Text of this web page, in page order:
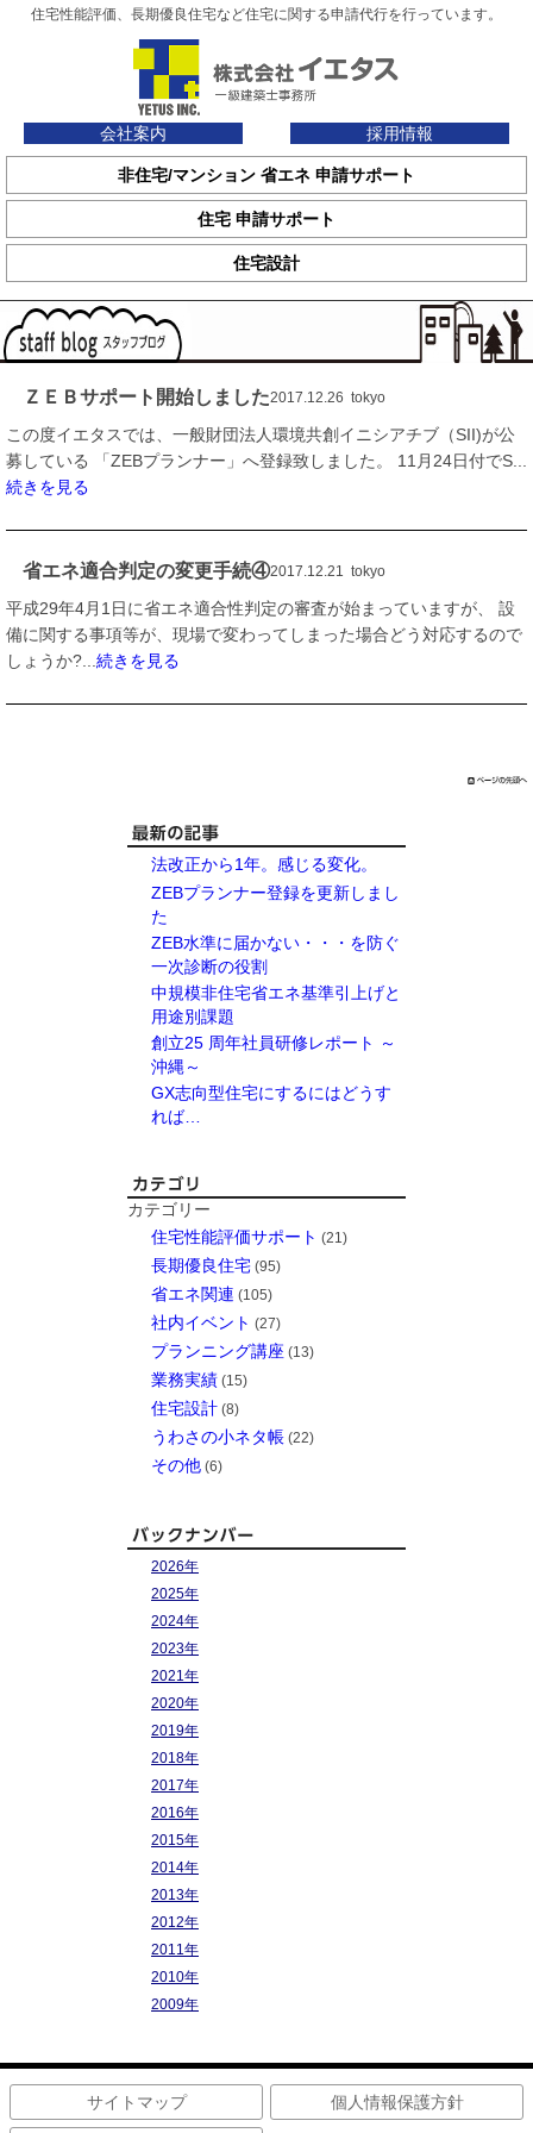
住宅性能評価、長期優良住宅など住宅に関する申請代行を行っています。
会社案内 採用情報
非住宅/マンション 省エネ 申請サポート
住宅 申請サポート
住宅設計
ＺＥＢサポート開始しました2017.12.26 tokyo
この度イエタスでは、一般財団法人環境共創イニシアチブ（SII)が公
募している 「ZEBプランナー」へ登録致しました。 11月24日付でS...
続きを見る
省エネ適合判定の変更手続④2017.12.21 tokyo
平成29年4月1日に省エネ適合性判定の審査が始まっていますが、 設
備に関する事項等が、現場で変わってしまった場合どう対応するので
しょうか?... 続きを見る
法改正から1年。感じる変化。
ZEBプランナー登録を更新しまし
た
ZEB水準に届かない・・・を防ぐ
一次診断の役割
中規模非住宅省エネ基準引上げと
用途別課題
創立25 周年社員研修レポート ～
沖縄～
GX志向型住宅にするにはどうす
れば…
カテゴリー
住宅性能評価サポート (21)
長期優良住宅 (95)
省エネ関連 (105)
社内イベント (27)
プランニング講座 (13)
業務実績 (15)
住宅設計 (8)
うわさの小ネタ帳 (22)
その他 (6)
2026年
2025年
2024年
2023年
2021年
2020年
2019年
2018年
2017年
2016年
2015年
2014年
2013年
2012年
2011年
2010年
2009年
サイトマップ 個人情報保護方針